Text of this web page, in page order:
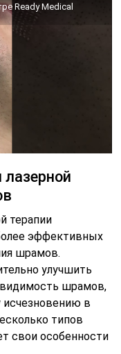
Ready Medical
терапии
эффективных
шрамов.
улучшить
шрамов,
исчезновению в
типов
свои особенности